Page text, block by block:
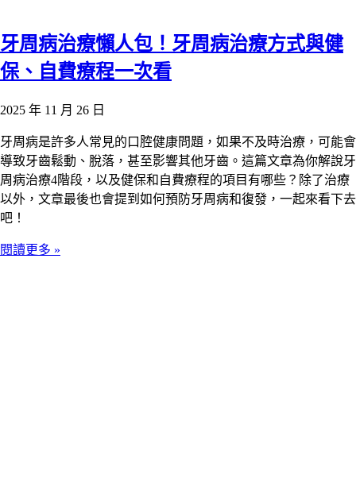
牙周病治療懶人包！牙周病治療方式與健
保、自費療程一次看
2025 年 11 月 26 日
牙周病是許多人常見的口腔健康問題，如果不及時治療，可能會
導致牙齒鬆動、脫落，甚至影響其他牙齒。這篇文章為你解說牙
周病治療4階段，以及健保和自費療程的項目有哪些？除了治療
以外，文章最後也會提到如何預防牙周病和復發，一起來看下去
吧！
閱讀更多 »